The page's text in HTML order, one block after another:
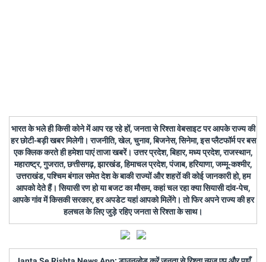
भारत के भले ही किसी कोने में आप रह रहे हों, जनता से रिश्ता वेबसाइट पर आपके राज्य की
हर छोटी-बड़ी खबर मिलेगी। राजनीति, खेल, चुनाव, बिजनेस, सिनेमा, इस प्लैटफॉर्म पर बस
एक क्लिक करते ही हमेशा पाएं ताजा खबरें। उत्तर प्रदेश, बिहार, मध्य प्रदेश, राजस्थान,
महाराष्ट्र, गुजरात, छत्तीसगढ़, झारखंड, हिमाचल प्रदेश, पंजाब, हरियाणा, जम्मू-कश्मीर,
उत्तराखंड, पश्चिम बंगाल समेत देश के बाकी राज्यों और शहरों की कोई जानकारी हो, हम
आपको देते हैं। सियासी रण हो या बजट का मौसम, कहां चल रहा क्या सियासी दांव-पेच,
आपके गांव में किसकी सरकार, हर अपडेट यहां आपको मिलेंगे। तो फिर अपने राज्य की हर
हलचल के लिए जुड़े रहिए जनता से रिश्ता के साथ।